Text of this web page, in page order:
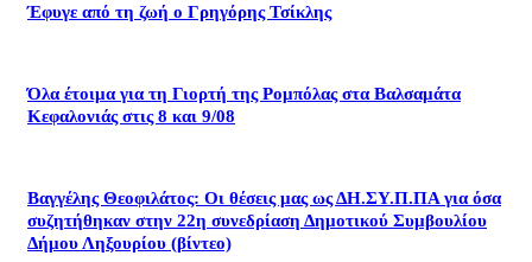
Έφυγε από τη ζωή ο Γρηγόρης Τσίκλης
Όλα έτοιμα για τη Γιορτή της Ρομπόλας στα Βαλσαμάτα
Κεφαλονιάς στις 8 και 9/08
Βαγγέλης Θεοφιλάτος: Οι θέσεις μας ως ΔΗ.ΣΥ.Π.ΠΑ για όσα
συζητήθηκαν στην 22η συνεδρίαση Δημοτικού Συμβουλίου
Δήμου Ληξουρίου (βίντεο)